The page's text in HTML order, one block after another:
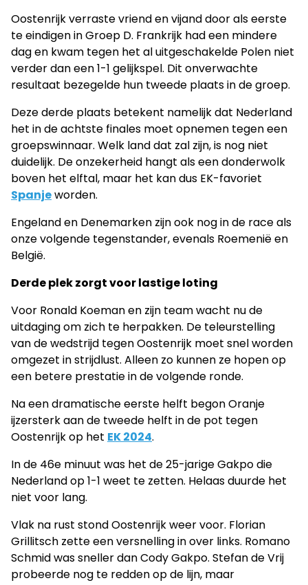
Oostenrijk verraste vriend en vijand door als eerste
te eindigen in Groep D. Frankrijk had een mindere
dag en kwam tegen het al uitgeschakelde Polen niet
verder dan een 1-1 gelijkspel. Dit onverwachte
resultaat bezegelde hun tweede plaats in de groep.
Deze derde plaats betekent namelijk dat Nederland
het in de achtste finales moet opnemen tegen een
groepswinnaar. Welk land dat zal zijn, is nog niet
duidelijk. De onzekerheid hangt als een donderwolk
boven het elftal, maar het kan dus EK-favoriet
Spanjeworden.
Engeland en Denemarken zijn ook nog in de race als
onze volgende tegenstander, evenals Roemenië en
België.
Derde plek zorgt voor lastige loting
Voor Ronald Koeman en zijn team wacht nu de
uitdaging om zich te herpakken. De teleurstelling
van de wedstrijd tegen Oostenrijk moet snel worden
omgezet in strijdlust. Alleen zo kunnen ze hopen op
een betere prestatie in de volgende ronde.
Na een dramatische eerste helft begon Oranje
ijzersterk aan de tweede helft in de pot tegen
Oostenrijk op het EK 2024.
In de 46e minuut was het de 25-jarige Gakpo die
Nederland op 1-1 weet te zetten. Helaas duurde het
niet voor lang.
Vlak na rust stond Oostenrijk weer voor. Florian
Grillitsch zette een versnelling in over links. Romano
Schmid was sneller dan Cody Gakpo. Stefan de Vrij
probeerde nog te redden op de lijn, maar